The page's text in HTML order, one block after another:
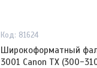
81624
Широкоформатный
3001 Canon TX (300-